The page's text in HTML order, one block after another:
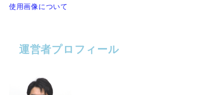
使用画像について
運営者プロフィール